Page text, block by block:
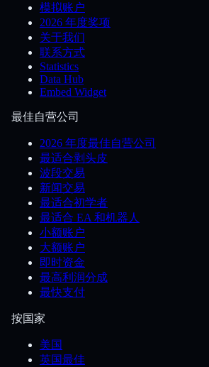
模拟账户
2026 年度奖项
关于我们
联系方式
Statistics
Data Hub
Embed Widget
最佳自营公司
2026 年度最佳自营公司
最适合剥头皮
波段交易
新闻交易
最适合初学者
最适合 EA 和机器人
小额账户
大额账户
即时资金
最高利润分成
最快支付
按国家
美国
英国最佳